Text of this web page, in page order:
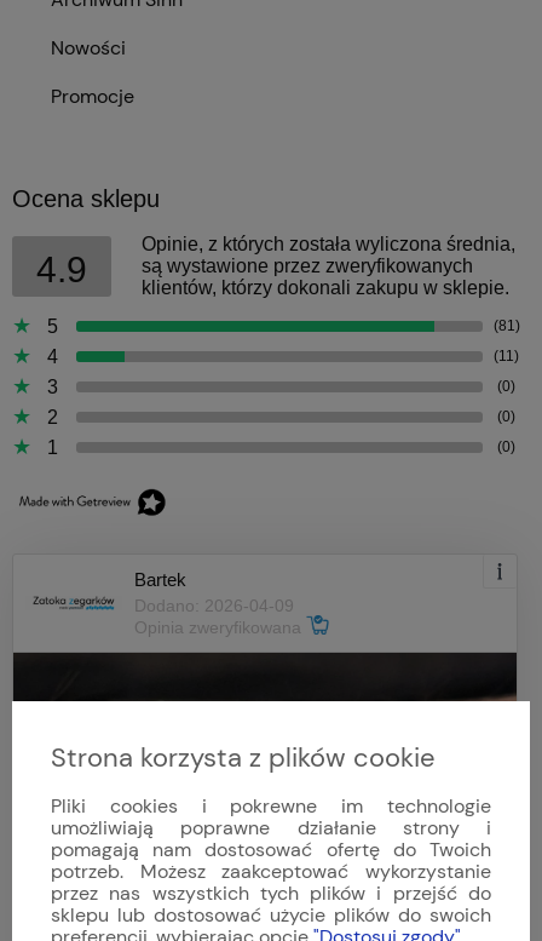
Nowości
Promocje
Ocena sklepu
4.9
Opinie, z których została wyliczona średnia,
są wystawione przez zweryfikowanych
klientów, którzy dokonali zakupu w sklepie.
5
(81)
4 (11)
3 (0)
2 (0)
1 (0)
Bartek
Dodano: 2026-04-09
Opinia zweryfikowana
Strona korzysta z plików cookie
Pliki cookies i pokrewne im technologie
umożliwiają poprawne działanie strony i
pomagają nam dostosować ofertę do Twoich
potrzeb. Możesz zaakceptować wykorzystanie
przez nas wszystkich tych plików i przejść do
sklepu lub dostosować użycie plików do swoich